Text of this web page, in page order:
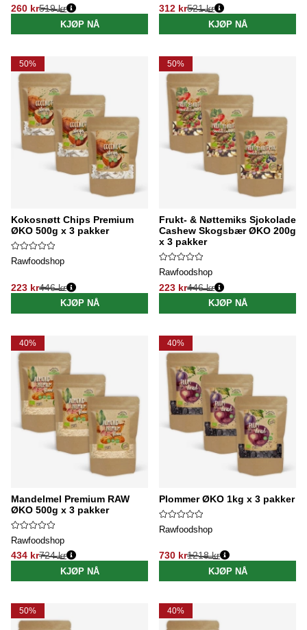
260 kr
Vanlig pris:
519 kr
KJØP NÅ
312 kr
Vanlig pris:
521 kr
KJØP NÅ
50%
Kokosnøtt Chips Premium
ØKO 500g x 3 pakker
Rawfoodshop
223 kr
Vanlig pris:
446 kr
KJØP NÅ
50%
Frukt- & Nøttemiks Sjokolade
Cashew Skogsbær ØKO 200g
x 3 pakker
Rawfoodshop
223 kr
Vanlig pris:
446 kr
KJØP NÅ
40%
Mandelmel Premium RAW
ØKO 500g x 3 pakker
Rawfoodshop
434 kr
Vanlig pris:
724 kr
KJØP NÅ
40%
Plommer ØKO 1kg x 3 pakker
Rawfoodshop
730 kr
Vanlig pris:
1218 kr
KJØP NÅ
50% 40%